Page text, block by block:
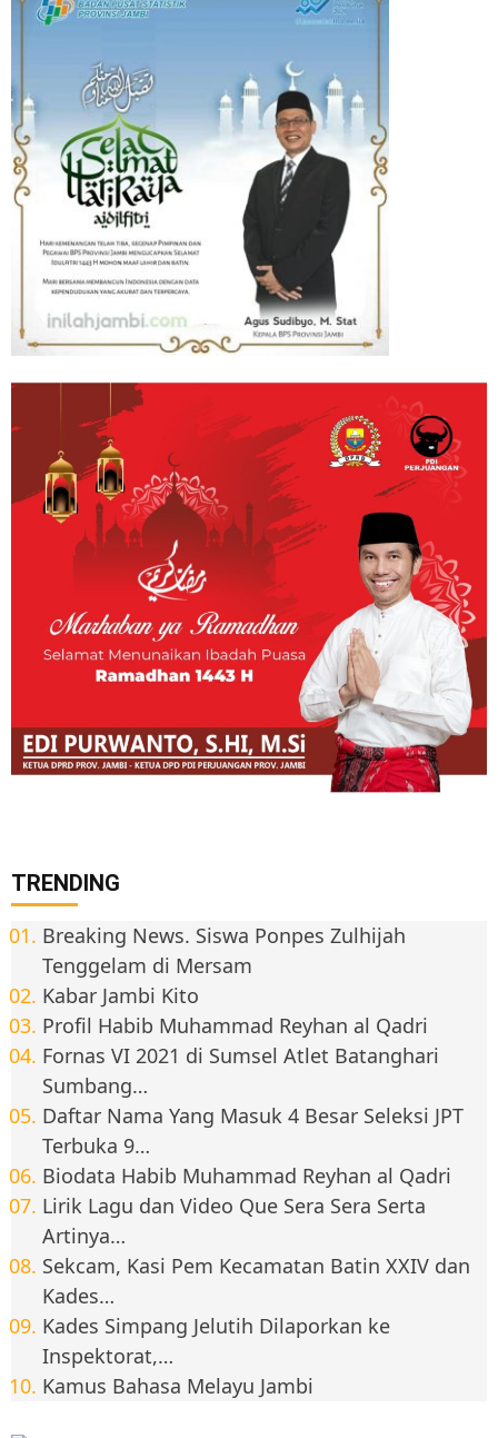
TRENDING
Breaking News. Siswa Ponpes Zulhijah
Tenggelam di Mersam
Kabar Jambi Kito
Profil Habib Muhammad Reyhan al Qadri
Fornas VI 2021 di Sumsel Atlet Batanghari
Sumbang…
Daftar Nama Yang Masuk 4 Besar Seleksi JPT
Terbuka 9…
Biodata Habib Muhammad Reyhan al Qadri
Lirik Lagu dan Video Que Sera Sera Serta
Artinya…
Sekcam, Kasi Pem Kecamatan Batin XXIV dan
Kades…
Kades Simpang Jelutih Dilaporkan ke
Inspektorat,…
Kamus Bahasa Melayu Jambi